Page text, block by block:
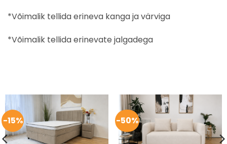
*Võimalik tellida erineva kanga ja värviga
*Võimalik tellida erinevate jalgadega
-15% -50%